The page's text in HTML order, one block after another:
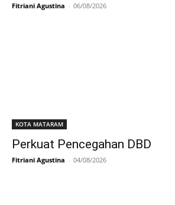
Fitriani Agustina - 06/08/2026
KOTA MATARAM
Perkuat Pencegahan DBD
Fitriani Agustina - 04/08/2026